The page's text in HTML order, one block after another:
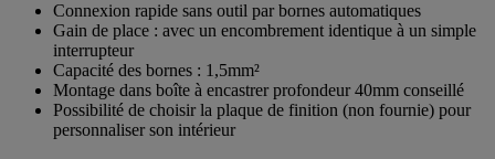
Connexion rapide sans outil par bornes automatiques
Gain de place : avec un encombrement identique à un simple
interrupteur
Capacité des bornes : 1,5mm²
Montage dans boîte à encastrer profondeur 40mm conseillé
Possibilité de choisir la plaque de finition (non fournie) pour
personnaliser son intérieur